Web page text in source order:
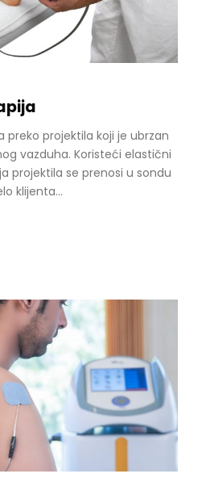
preko projektila koji je ubrzan
vazduha. Koristeći elastični
projektila se prenosi u sondu
klijenta…